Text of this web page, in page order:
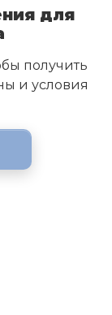
для
получить
и условия